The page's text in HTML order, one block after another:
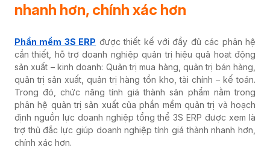
nhanh hơn, chính xác hơn
Phần mềm 3S ERP được thiết kế với đầy đủ các phân hệ
cần thiết, hỗ trợ doanh nghiệp quản trị hiệu quả hoạt động
sản xuất – kinh doanh: Quản trị mua hàng, quản trị bán hàng,
quản trị sản xuất, quản trị hàng tồn kho, tài chính – kế toán.
Trong đó, chức năng tính giá thành sản phẩm nằm trong
phân hệ quản trị sản xuất của phần mềm quản trị và hoạch
định nguồn lực doanh nghiệp tổng thể 3S ERP được xem là
trợ thủ đắc lực giúp doanh nghiệp tính giá thành nhanh hơn,
chính xác hơn.